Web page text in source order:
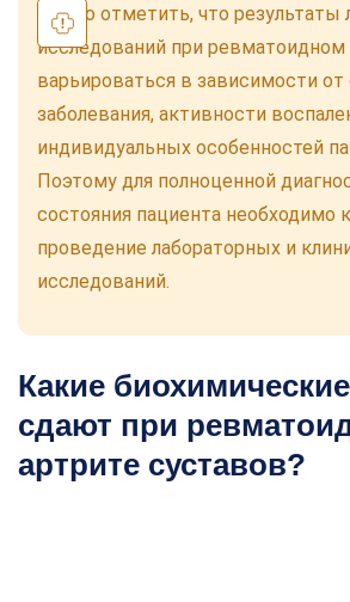
Важно отметить, что результаты
исследований при ревматоидном
варьироваться в зависимости от
заболевания, активности
индивидуальных особенностей
Поэтому для полноценной
состояния пациента необходимо
проведение лабораторных и
исследований.
Какие
сдают при
артрите суставов?